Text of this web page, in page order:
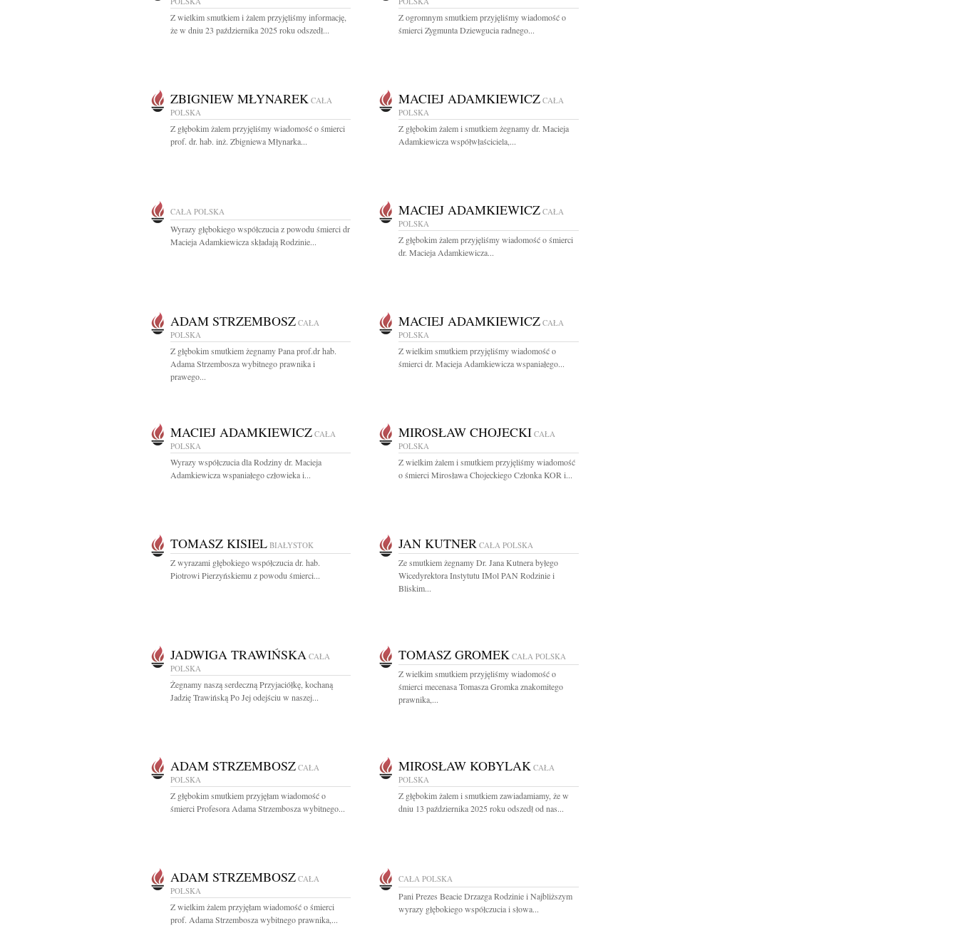
Z wielkim smutkiem i żalem przyjęliśmy informację,
że w dniu 23 października 2025 roku odszedł...
Z ogromnym smutkiem przyjęliśmy wiadomość o
śmierci Zygmunta Dziewgucia radnego...
ZBIGNIEW MŁYNAREK CAŁA
POLSKA
Z głębokim żalem przyjęliśmy wiadomość o śmierci
prof. dr. hab. inż. Zbigniewa Młynarka...
MACIEJ ADAMKIEWICZ CAŁA
POLSKA
Z głębokim żalem i smutkiem żegnamy dr. Macieja
Adamkiewicza współwłaściciela,...
CAŁA POLSKA
Wyrazy głębokiego współczucia z powodu śmierci dr
Macieja Adamkiewicza składają Rodzinie...
MACIEJ ADAMKIEWICZ CAŁA
POLSKA
Z głębokim żalem przyjęliśmy wiadomość o śmierci
dr. Macieja Adamkiewicza...
ADAM STRZEMBOSZ CAŁA
POLSKA
Z głębokim smutkiem żegnamy Pana prof.dr hab.
Adama Strzembosza wybitnego prawnika i
prawego...
MACIEJ ADAMKIEWICZ CAŁA
POLSKA
Z wielkim smutkiem przyjęliśmy wiadomość o
śmierci dr. Macieja Adamkiewicza wspaniałego...
MACIEJ ADAMKIEWICZ CAŁA
POLSKA
Wyrazy współczucia dla Rodziny dr. Macieja
Adamkiewicza wspaniałego człowieka i...
MIROSŁAW CHOJECKI CAŁA
POLSKA
Z wielkim żalem i smutkiem przyjęliśmy wiadomość
o śmierci Mirosława Chojeckiego Członka KOR i...
TOMASZ KISIEL BIAŁYSTOK
Z wyrazami głębokiego współczucia dr. hab.
Piotrowi Pierzyńskiemu z powodu śmierci...
JAN KUTNER CAŁA POLSKA
Ze smutkiem żegnamy Dr. Jana Kutnera byłego
Wicedyrektora Instytutu IMol PAN Rodzinie i
Bliskim...
JADWIGA TRAWIŃSKA CAŁA
POLSKA
Żegnamy naszą serdeczną Przyjaciółkę, kochaną
Jadzię Trawińską Po Jej odejściu w naszej...
TOMASZ GROMEK CAŁA POLSKA
Z wielkim smutkiem przyjęliśmy wiadomość o
śmierci mecenasa Tomasza Gromka znakomitego
prawnika,...
ADAM STRZEMBOSZ CAŁA
POLSKA
Z głębokim smutkiem przyjęłam wiadomość o
śmierci Profesora Adama Strzembosza wybitnego...
MIROSŁAW KOBYLAK CAŁA
POLSKA
Z głębokim żalem i smutkiem zawiadamiamy, że w
dniu 13 października 2025 roku odszedł od nas...
ADAM STRZEMBOSZ CAŁA
POLSKA
Z wielkim żalem przyjęłam wiadomość o śmierci
prof. Adama Strzembosza wybitnego prawnika,...
CAŁA POLSKA
Pani Prezes Beacie Drzazga Rodzinie i Najbliższym
wyrazy głębokiego współczucia i słowa...